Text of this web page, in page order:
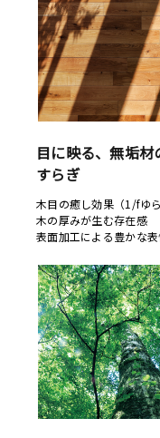
目に映る、無垢材
すらぎ
木目の癒し効果（1/fゆら
木の厚みが生む存在感
表面加工による豊かな